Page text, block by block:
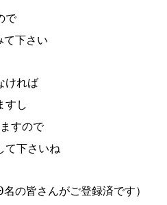
で
て下さい
ければ
すし
すので
て下さいね
の皆さんがご登録済です）